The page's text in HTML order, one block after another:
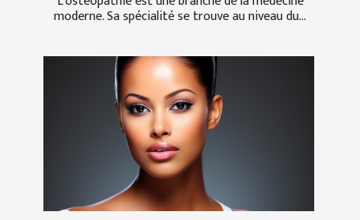
moderne. Sa spécialité se trouve au niveau du...